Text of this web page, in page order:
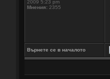
2009 5:23 pm
Мнения: 2355
Върнете се в началото